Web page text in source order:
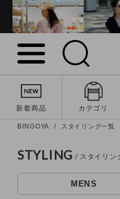
新着商品 カテゴリ
BINGOYA スタイリング一覧
STYLING
MENS